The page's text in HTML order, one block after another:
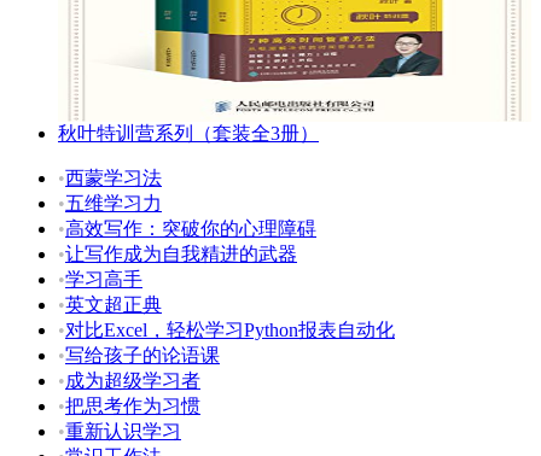
秋叶特训营系列（套装全3册）
•西蒙学习法
•五维学习力
•高效写作：突破你的心理障碍
•让写作成为自我精进的武器
•学习高手
•英文超正典
•对比Excel，轻松学习Python报表自动化
•写给孩子的论语课
•成为超级学习者
•把思考作为习惯
•重新认识学习